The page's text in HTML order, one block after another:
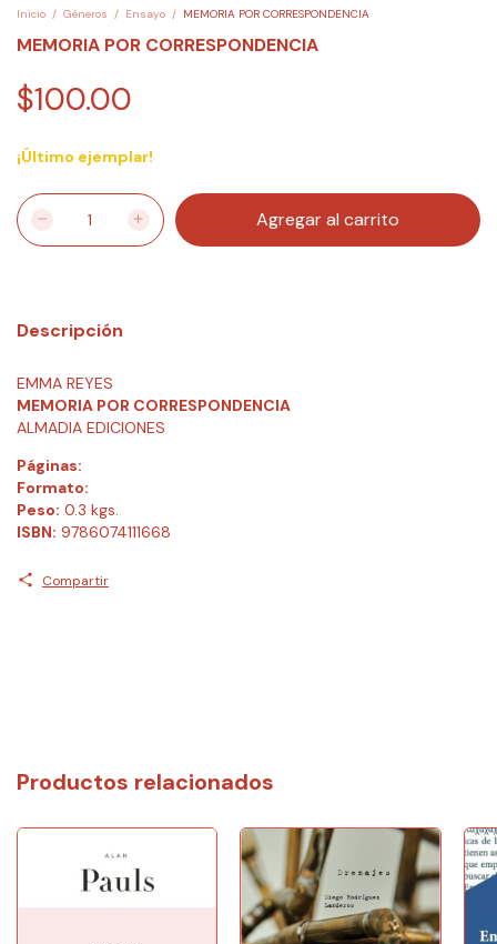
Inicio / Géneros / Ensayo / MEMORIA POR CORRESPONDENCIA
MEMORIA POR CORRESPONDENCIA
$100.00
¡Último ejemplar!
Descripción
EMMA REYES
MEMORIA POR CORRESPONDENCIA
ALMADIA EDICIONES
Páginas:
Formato:
Peso: 0.3 kgs.
ISBN: 9786074111668
Compartir
Productos relacionados